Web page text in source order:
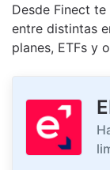
Desde Finect
entre distintas
planes, ETFs y